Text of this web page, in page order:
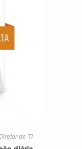
de TI